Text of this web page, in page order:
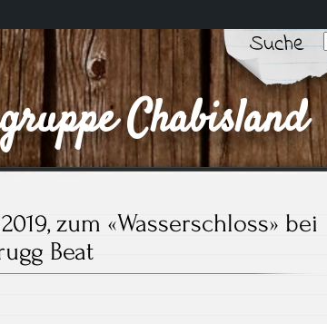
Suche
Chabisland
zum «Wasserschloss» bei
Beat